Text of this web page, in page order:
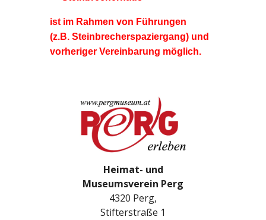
ist im Rahmen von Führungen
(z.B. Steinbrecherspaziergang) und
vorheriger Vereinbarung möglich.
Heimat- und
Museumsverein Perg
4320 Perg,
Stifterstraße 1